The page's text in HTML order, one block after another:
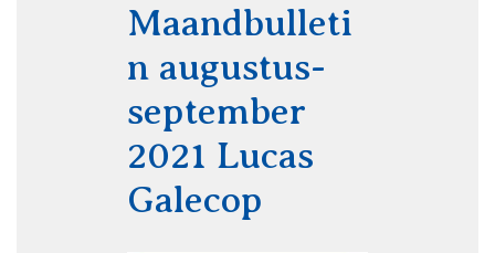
Maandbulleti
n augustus-
september
2021 Lucas
Galecop